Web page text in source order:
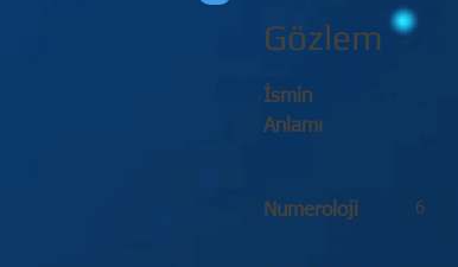
Gözlem
İsmin
Anlamı
Numeroloji 6